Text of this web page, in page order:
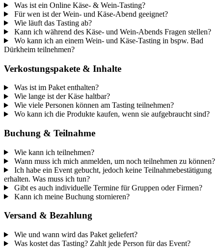
Was ist ein Online Käse- & Wein-Tasting?
Für wen ist der Wein- und Käse-Abend geeignet?
Wie läuft das Tasting ab?
Kann ich während des Käse- und Wein-Abends Fragen stellen?
Wo kann ich an einem Wein- und Käse-Tasting in bspw. Bad
Dürkheim teilnehmen?
Verkostungspakete & Inhalte
Was ist im Paket enthalten?
Wie lange ist der Käse haltbar?
Wie viele Personen können am Tasting teilnehmen?
Wo kann ich die Produkte kaufen, wenn sie aufgebraucht sind?
Buchung & Teilnahme
Wie kann ich teilnehmen?
Wann muss ich mich anmelden, um noch teilnehmen zu können?
Ich habe ein Event gebucht, jedoch keine Teilnahmebestätigung
erhalten. Was muss ich tun?
Gibt es auch individuelle Termine für Gruppen oder Firmen?
Kann ich meine Buchung stornieren?
Versand & Bezahlung
Wie und wann wird das Paket geliefert?
Was kostet das Tasting? Zahlt jede Person für das Event?